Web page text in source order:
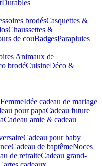
Durables
brodésCasquettes &
Chaussettes &
de couBadgesParapluies
Animaux de
brodéCuisineDéco &
Idée cadeau de mariage​
pour papaCadeau future
Cadeau amie & cadeau
Cadeau pour baby
Cadeau de baptêmeNoces
de retraiteCadeau grand-
cadeaux